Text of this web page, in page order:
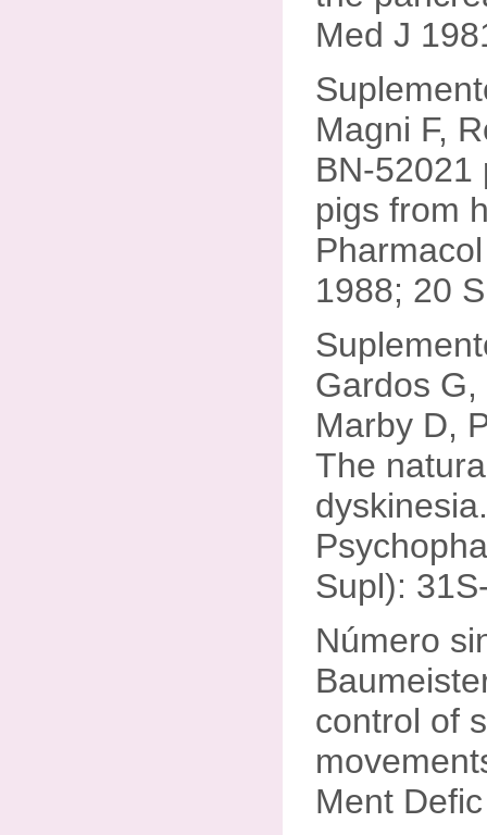
Med J
Magni F,
BN-52021
pigs from
1988; 20
Gardos
Marby D,
The
Supl):
Número
control of
Ment